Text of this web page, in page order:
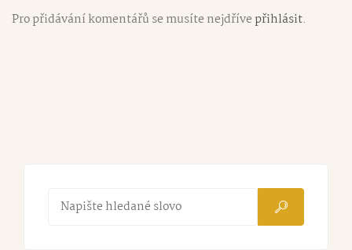
Pro přidávání komentářů se musíte nejdříve přihlásit.